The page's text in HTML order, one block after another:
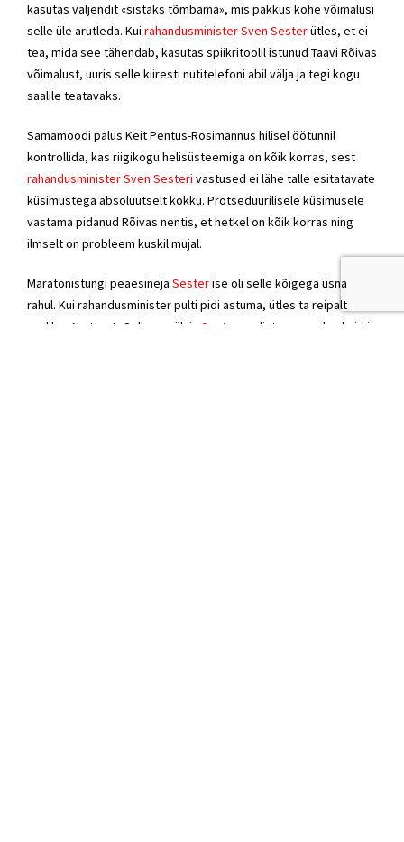
kasutas väljendit «sistaks tõmbama», mis pakkus kohe võimalusi
selle üle arutleda. Kui rahandusminister Sven Sesterütles, et ei
tea, mida see tähendab, kasutas spiikritoolil istunud Taavi Rõivas
võimalust, uuris selle kiiresti nutitelefoni abil välja ja tegi kogu
saalile teatavaks.
Samamoodi palus Keit Pentus-Rosimannus hilisel öötunnil
kontrollida, kas riigikogu helisüsteemiga on kõik korras, sest
rahandusminister Sven Sesteri vastused ei lähe talle esitatavate
küsimustega absoluutselt kokku. Protseduurilisele küsimusele
vastama pidanud Rõivas nentis, et hetkel on kõik korras ning
ilmselt on probleem kuskil mujal.
Maratonistungi peaesineja Sesterise oli selle kõigega üsna
rahul. Kui rahandusminister pulti pidi astuma, ütles ta reipalt
saalile: «No tere!» Sellega pälvis Sester
saalist naerupahvakuid ja